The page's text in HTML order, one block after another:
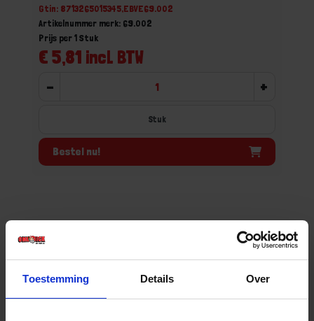
Toestemming Details Over
Gtin: 8713265015345,EBVE69.002
Artikelnummer merk: 69.002
€ 5,81 incl. BTW
Prijs per 1 Stuk
- +
Stuk
Bestel nu!